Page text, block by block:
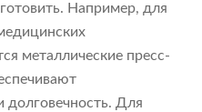
Например, для
металлические пресс-
долговечность. Для